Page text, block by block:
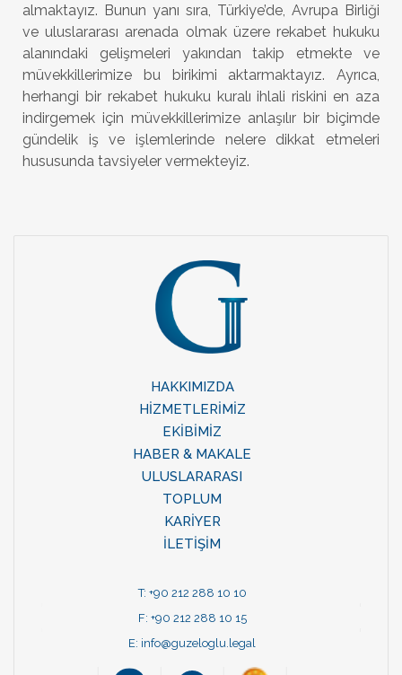
almaktayız. Bunun yanı sıra, Türkiye’de, Avrupa Birliği
ve uluslararası arenada olmak üzere rekabet hukuku
alanındaki gelişmeleri yakından takip etmekte ve
müvekkillerimize bu birikimi aktarmaktayız. Ayrıca,
herhangi bir rekabet hukuku kuralı ihlali riskini en aza
indirgemek için müvekkillerimize anlaşılır bir biçimde
gündelik iş ve işlemlerinde nelere dikkat etmeleri
hususunda tavsiyeler vermekteyiz.
HAKKIMIZDA
HİZMETLERİMİZ
EKİBİMİZ
HABER & MAKALE
ULUSLARARASI
TOPLUM
KARİYER
İLETİŞİM
T: +90 212 288 10 10
F: +90 212 288 10 15
E: info@guzeloglu.legal